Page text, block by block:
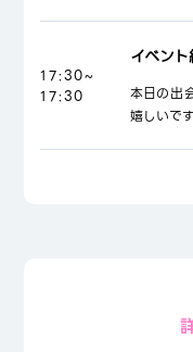
17:30~
17:30
イベン
本日の出
嬉しいです